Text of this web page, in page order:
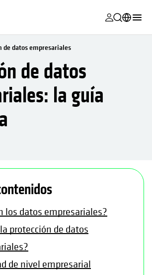
se abre en
se abre en
se abre en
se abre en
se abre en
se abre en
Cohesity
Community
se abre en
se abre en
Français (France)
de datos empresariales
de datos
la guía
los datos empresariales?
protección de datos
de nivel empresarial